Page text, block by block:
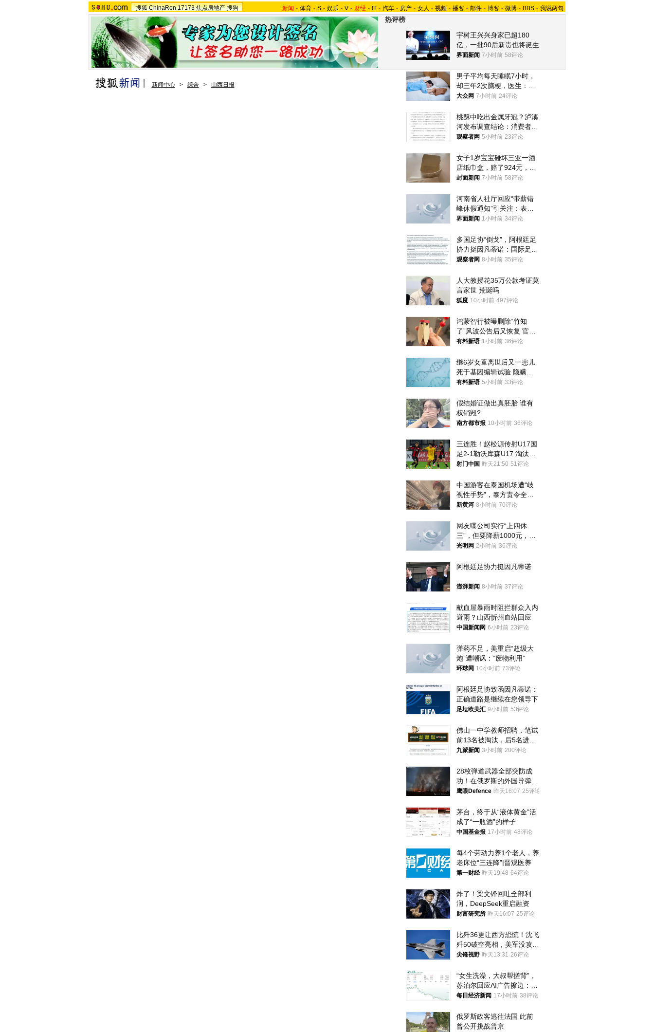
搜狐 ChinaRen 17173 焦点房地产 搜狗 新闻 - 体育 - S - 娱乐 - V - 财经 - IT - 汽车 - 房产 - 女人 - 视频 - 播客 - 邮件 - 博客 - 微博 - BBS - 我说两句
热评榜
宇树王兴兴身家已超180
亿，一批90后新贵也将诞生
界面新闻 7小时前 58评论
男子平均每天睡眠7小时，
却三年2次脑梗，医生：这
样睡觉更伤身
大众网 7小时前 24评论
桃酥中吃出金属牙冠？泸溪
河发布调查结论：消费者已
澄清，所发视频情况不属实
观察者网 5小时前 23评论
女子1岁宝宝碰坏三亚一酒
店纸巾盒，赔了924元，发
帖吐槽后酒店退还一半的
封面新闻 7小时前 58评论
河南省人社厅回应“带薪错
峰休假通知”引关注：表述
不够准确，待修改后印发
界面新闻 1小时前 34评论
多国足协“倒戈”，阿根廷足
协力挺因凡蒂诺：国际足联
今后应继续在其领导下前行
观察者网 8小时前 35评论
人大教授花35万公款考证莫
言家世 荒诞吗
狐度 10小时前 497评论
鸿蒙智行被曝删除“竹知
了”风波公告后又恢复 官媒
曾力挺：劝华为要大度的，
有料新语 1小时前 36评论
继6岁女童离世后又一患儿
死于基因编辑试验 隐瞒一
年才对外披露
有料新语 5小时前 33评论
假结婚证做出真胚胎 谁有
权销毁?
南方都市报 10小时前 36评论
三连胜！赵松源传射U17国
足2-1勒沃库森U17 淘汰赛
将战河床
射门中国 昨天21:50 51评论
中国游客在泰国机场遭“歧
视性手势”，泰方责令全面
调查，对责任人采取最严厉
新黄河 8小时前 70评论
网友曝公司实行“上四休
三”，但要降薪1000元，不
接受只能辞职
光明网 2小时前 36评论
阿根廷足协力挺因凡蒂诺
澎湃新闻 8小时前 37评论
献血屋暴雨时阻拦群众入内
避雨？山西忻州血站回应
中国新闻网 6小时前 23评论
弹药不足，美重启“超级大
炮”遭嘲讽：“废物利用”
环球网 10小时前 73评论
阿根廷足协致函因凡蒂诺：
正确道路是继续在您领导下
足坛欧美汇 9小时前 53评论
佛山一中学教师招聘，笔试
前13名被淘汰，后5名进体
检，被疑萝卜岗，官方通
九派新闻 3小时前 200评论
28枚弹道武器全部突防成
功！在俄罗斯的外国导弹发
射车都是合法打击目标
鹰眼Defence 昨天16:07 25评论
茅台，终于从“液体黄金”活
成了“一瓶酒”的样子
中国基金报 17小时前 48评论
每4个劳动力养1个老人，养
老床位“三连降”|晋观医养
第一财经 昨天19:48 64评论
炸了！梁文锋回吐全部利
润，DeepSeek重启融资
财富研究所 昨天16:07 25评论
比歼36更让西方恐慌！沈飞
歼50破空亮相，美军没攻克
的技术被拿下
尖锋视野 昨天13:31 26评论
“女生洗澡，大叔帮搓背”，
苏泊尔回应AI广告擦边：视
频全下架，已强化内容管理
每日经济新闻 17小时前 38评论
俄罗斯政客逃往法国 此前
曾公开挑战普京
新闻中心 > 综合 > 山西日报